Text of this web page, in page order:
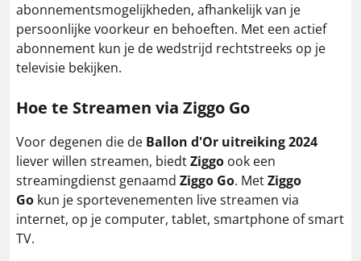
abonnementsmogelijkheden, afhankelijk van je
persoonlijke voorkeur en behoeften. Met een actief
abonnement kun je de wedstrijd rechtstreeks op je
televisie bekijken.
Hoe te Streamen via Ziggo Go
Voor degenen die de Ballon d'Or uitreiking 2024
liever willen streamen, biedtZiggo ook een
streamingdienst genaamd Ziggo Go. MetZiggo
Go kun je sportevenementen live streamen via
internet, op je computer, tablet, smartphone of smart
TV.